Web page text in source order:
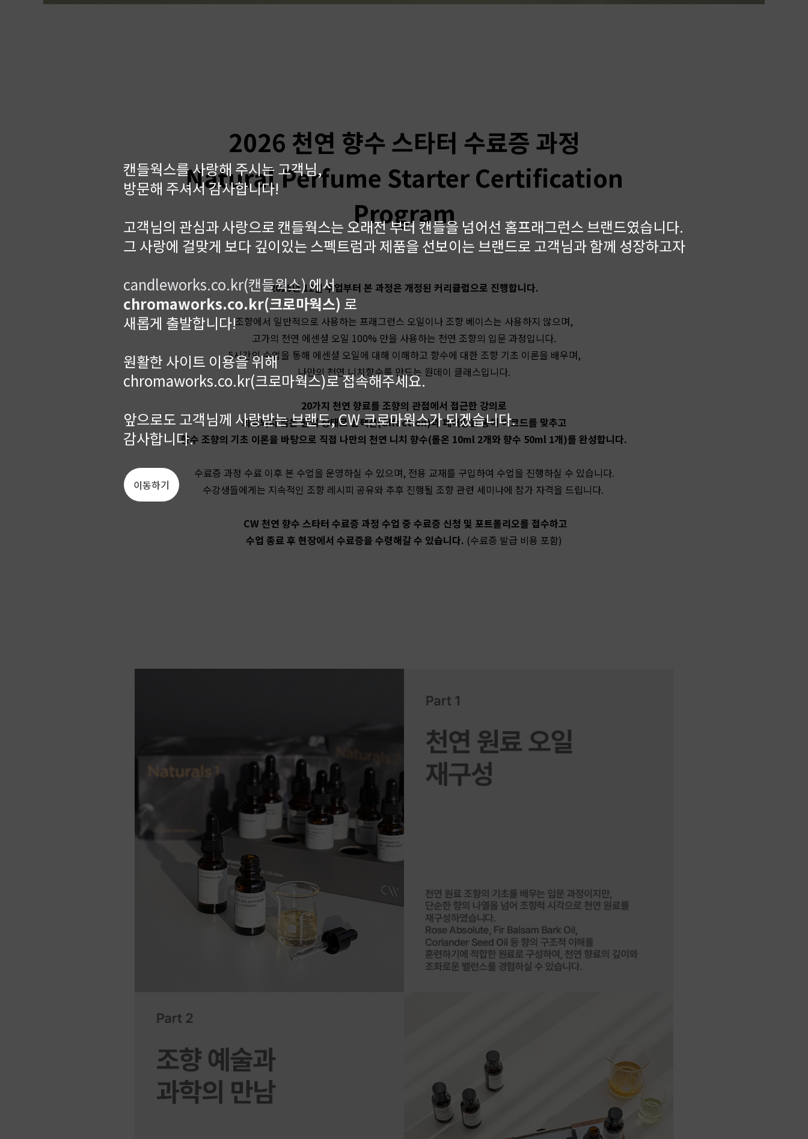
2026 천연 향수 스타터 수료증 과정
Natural Perfume Starter Certification
Program
2025년 12월 수업부터 본 과정은 개정된 커리큘럼으로 진행합니다.
조향에서 일반적으로 사용하는 프래그런스 오일이나 조향 베이스는 사용하지 않으며,
고가의 천연 에센셜 오일 100% 만을 사용하는 천연 조향의 입문 과정입니다.
5시간의 수업을 통해 에센셜 오일에 대해 이해하고 향수에 대한 조향 기초 이론을 배우며,
나만의 천연 니치향수를 만드는 원데이 클래스입니다.
20가지 천연 향료를 조향의 관점에서 접근한 강의로
희석되지 않은 원액 상태로 올팩션(Olfaction)과 페어링을 통해 어코드를 맞추고
향수 조향의 기초 이론을 바탕으로 직접 나만의 천연 니치 향수(롤온 10ml 2개와 향수 50ml 1개)를 완성합니다.
수료증 과정 수료 이후 본 수업을 운영하실 수 있으며, 전용 교재를 구입하여 수업을 진행하실 수 있습니다.
수강생들에게는 지속적인 조향 레시피 공유와 추후 진행될 조향 관련 세미나에 참가 자격을 드립니다.
CW 천연 향수 스타터 수료증 과정 수업 중 수료증 신청 및 포트폴리오를 접수하고
수업 종료 후 현장에서 수료증을 수령해갈 수 있습니다. (수료증 발급 비용 포함)
캔들웍스를 사랑해 주시는 고객님,
방문해 주셔서 감사합니다!
고객님의 관심과 사랑으로 캔들웍스는 오래전 부터 캔들을 넘어선 홈프래그런스 브랜드였습니다.
그 사랑에 걸맞게 보다 깊이있는 스펙트럼과 제품을 선보이는 브랜드로 고객님과 함께 성장하고자
candleworks.co.kr(캔들웍스)에서
chromaworks.co.kr(크로마웍스) 로
새롭게 출발합니다!
원활한 사이트 이용을 위해
chromaworks.co.kr(크로마웍스)로 접속해주세요.
앞으로도 고객님께 사랑받는 브랜드, CW 크로마웍스가 되겠습니다.
감사합니다.
이동하기